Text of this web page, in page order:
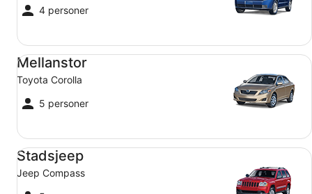
4 personer
Mellanstor
Toyota Corolla
5 personer
Mellanstor Toyota Corolla
Stadsjeep
Jeep Compass
Stadsjeep Jeep Compass